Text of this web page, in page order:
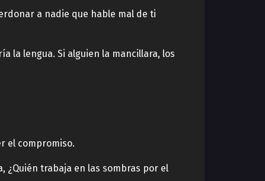
a nadie que hable mal de ti
la lengua. Si alguien la mancillara, los
el compromiso.
¿Quién trabaja en las sombras por el